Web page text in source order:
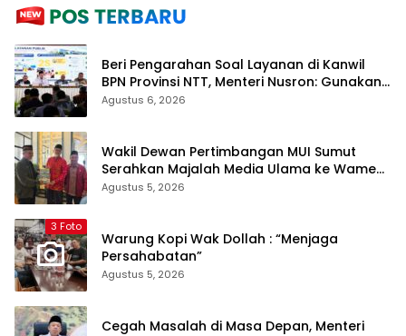
Beri Pengarahan Soal Layanan di Kanwil
BPN Provinsi NTT, Menteri Nusron: Gunakan
Sudut Pandang Masyarakat
Agustus 6, 2026
Wakil Dewan Pertimbangan MUI Sumut
Serahkan Majalah Media Ulama ke Wamen
dan Ketum PP Persis di Balige
Agustus 5, 2026
3 Foto
Warung Kopi Wak Dollah : “Menjaga
Persahabatan”
Agustus 5, 2026
Cegah Masalah di Masa Depan, Menteri